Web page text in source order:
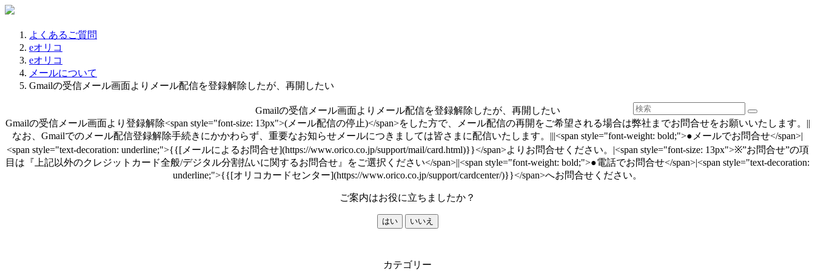
よくあるご質問
eオリコ
eオリコ
メールについて
Gmailの受信メール画面よりメール配信を登録解除したが、再開したい
Gmailの受信メール画面よりメール配信を登録解除したが、再開したい
Gmailの受信メール画面より登録解除<span style="font-size: 13px">(メール配信の停止)</span>をした方で、メール配信の再開をご希望される場合は弊社までお問合せをお願いいたします。||
なお、Gmailでのメール配信登録解除手続きにかかわらず、重要なお知らせメールにつきましては皆さまに配信いたします。|||<span style="font-weight: bold;">●メールでお問合せ</span>|
<span style="text-decoration: underline;">{{[メールによるお問合せ](https://www.orico.co.jp/support/mail/card.html)}}</span>よりお問合せください。|<span style="font-size: 13px">※”お問合せ”の項
目は『上記以外のクレジットカード全般/デジタル分割払いに関するお問合せ』をご選択ください</span>||<span style="font-weight: bold;">●電話でお問合せ</span>|<span style="text-decoration:
underline;">{{[オリコカードセンター](https://www.orico.co.jp/support/cardcenter/)}}</span>へお問合せください。
ご案内はお役に立ちましたか？
はい いいえ
カテゴリー